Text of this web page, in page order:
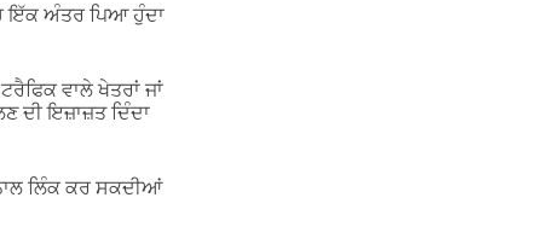
ਇੱਕ ਅੰਤਰ ਪਿਆ ਹੁੰਦਾ
ਵਾਲੇ ਖੇਤਰਾਂ ਜਾਂ
ਦੀ ਇਜ਼ਾਜ਼ਤ ਦਿੰਦਾ
ਲਿੰਕ ਕਰ ਸਕਦੀਆਂ